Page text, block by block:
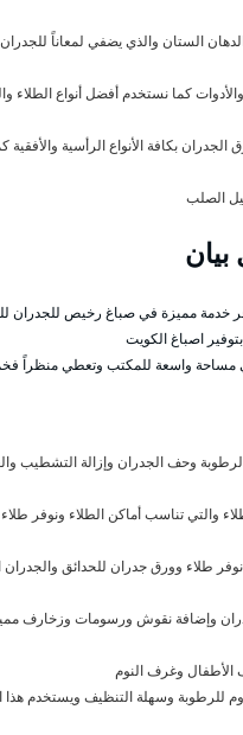
الستان والذي يضفي لمعاناً
كما نستخدم أفضل أنواع الطلاء
بكافة الأنواع الرأسية والأفقية
الصلب
مميزة في صباغ رخيص للجدران
اصباغ الكويت
واسعة للمكتب وتعطي منظراً
وحف الجدران وإزالة التشطيب
والتي تناسب أماكن الطلاء ونوفر
طلاء وورق جدران للحدائق والجدران
وإضافة نقوش ورسومات وزخارف
وغرف النوم
للرطوبة وسهلة التنظيف ويستخدم هذا